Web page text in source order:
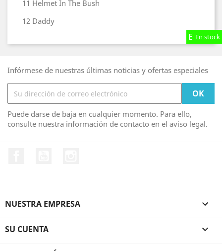
En stock
En stock
En stock
11 Helmet In The Bush
12 Daddy
Infórmese de nuestras últimas noticias y ofertas especiales
Puede darse de baja en cualquier momento. Para ello,
consulte nuestra información de contacto en el aviso legal.
NUESTRA EMPRESA 
SU CUENTA 